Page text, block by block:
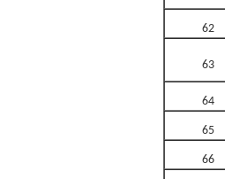
62
63
64
65
66